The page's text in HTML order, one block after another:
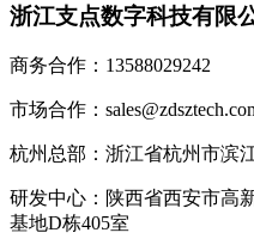
浙江支点数字科技有限
商务合作：13588029242
市场合作：
杭州总部：浙江省杭州市滨
研发中心：陕西省西安市高
基地D栋405室